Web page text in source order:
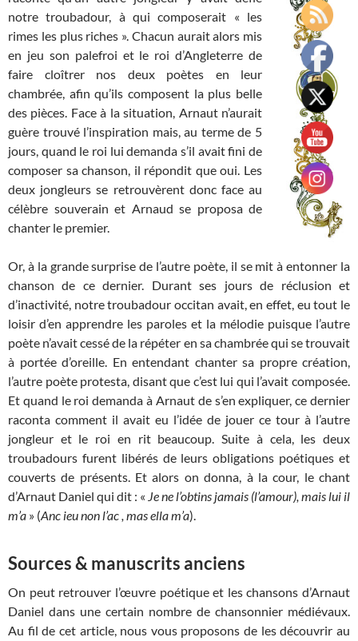
notre troubadour, à qui composerait « les
rimes les plus riches ». Chacun aurait alors mis
en jeu son palefroi et le roi d’Angleterre de
faire cloîtrer nos deux poètes en leur
chambrée, afin qu’ils composent la plus belle
des pièces. Face à la situation, Arnaut n’aurait
guère trouvé l’inspiration mais, au terme de 5
jours, quand le roi lui demanda s’il avait fini de
composer sa chanson, il répondit que oui. Les
deux jongleurs se retrouvèrent donc face au
célèbre souverain et Arnaud se proposa de
chanter le premier.
Or, à la grande surprise de l’autre poète, il se mit à entonner la
chanson de ce dernier. Durant ses jours de réclusion et
d’inactivité, notre troubadour occitan avait, en effet, eu tout le
loisir d’en apprendre les paroles et la mélodie puisque l’autre
poète n’avait cessé de la répéter en sa chambrée qui se trouvait
à portée d’oreille. En entendant chanter sa propre création,
l’autre poète protesta, disant que c’est lui qui l’avait composée.
Et quand le roi demanda à Arnaut de s’en expliquer, ce dernier
raconta comment il avait eu l’idée de jouer ce tour à l’autre
jongleur et le roi en rit beaucoup. Suite à cela, les deux
troubadours furent libérés de leurs obligations poétiques et
couverts de présents. Et alors on donna, à la cour, le chant
d’Arnaut Daniel qui dit : « Je ne l’obtins jamais (l’amour), mais lui il
m’a » (Anc ieu non l’ac , mas ella m’a).
Sources & manuscrits anciens
On peut retrouver l’œuvre poétique et les chansons d’Arnaut
Daniel dans une certain nombre de chansonnier médiévaux.
Au fil de cet article, nous vous proposons de les découvrir au